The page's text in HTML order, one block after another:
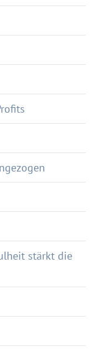
stärkt die